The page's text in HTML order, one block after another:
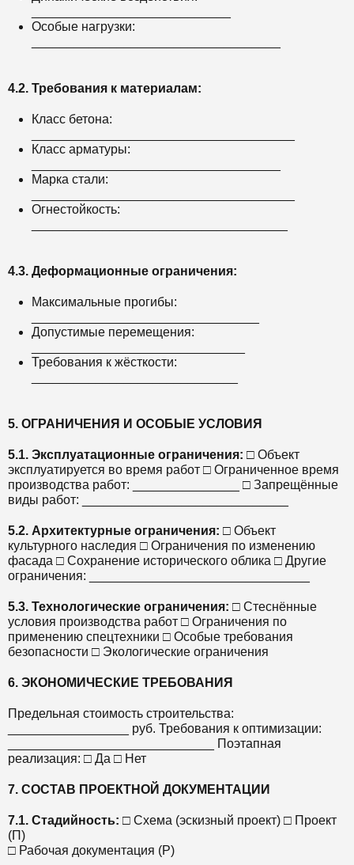
Особые нагрузки:
4.2. Требования к материалам:
Класс бетона:
Класс арматуры:
Марка стали:
Огнестойкость:
4.3. Деформационные ограничения:
Максимальные прогибы:
Допустимые перемещения:
Требования к жёсткости:
5. ОГРАНИЧЕНИЯ И ОСОБЫЕ УСЛОВИЯ
5.1. Эксплуатационные ограничения: □ Объект
эксплуатируется во время работ □ Ограниченное время
производства работ: _______________ □ Запрещённые
виды работ: _____________________________
5.2. Архитектурные ограничения: □ Объект
культурного наследия □ Ограничения по изменению
фасада □ Сохранение исторического облика □ Другие
ограничения: _______________________________
5.3. Технологические ограничения: □ Стеснённые
условия производства работ □ Ограничения по
применению спецтехники □ Особые требования
безопасности □ Экологические ограничения
6. ЭКОНОМИЧЕСКИЕ ТРЕБОВАНИЯ
Предельная стоимость строительства:
_________________ руб. Требования к оптимизации:
_____________________________ Поэтапная
реализация: □ Да □ Нет
7. СОСТАВ ПРОЕКТНОЙ ДОКУМЕНТАЦИИ
7.1. Стадийность: □ Схема (эскизный проект) □ Проект
(П)
□ Рабочая документация (Р)